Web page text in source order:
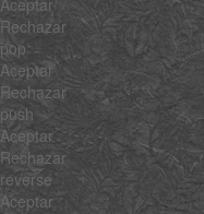
Aceptar
Rechazar
pop
Aceptar
Rechazar
push
Aceptar
Rechazar
reverse
Aceptar